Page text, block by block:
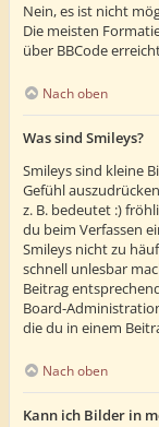
Nein, es ist nicht
Die meisten
über BBCode
Nach oben
Was sind Smileys?
Smileys sind kleine
Gefühl
z. B. bedeutet :)
du beim Verfassen
Smileys nicht zu
schnell unlesbar
Beitrag
Board-
die du in einem
Nach oben
Kann ich Bilder in